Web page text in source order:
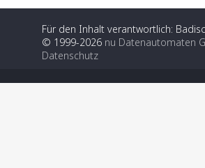
Für den Inhalt verantwortlich:
© 1999-2026 nu Datenautomaten
Datenschutz